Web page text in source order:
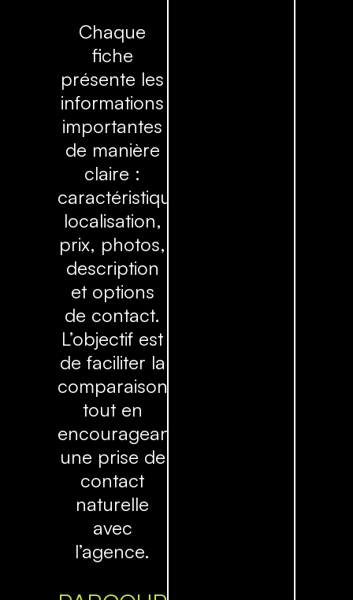
Chaque
fiche
présente les
informations
importantes
de manière
claire :
caractéristiques,
localisation,
prix, photos,
description
et options
de contact.
L’objectif est
de faciliter la
comparaison
tout en
encourageant
une prise de
contact
naturelle
avec
l’agence.